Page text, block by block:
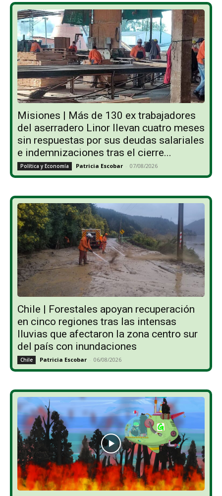
Misiones | Más de 130 ex trabajadores
del aserradero Linor llevan cuatro meses
sin respuestas por sus deudas salariales
e indemnizaciones tras el cierre...
Política y Economía Patricia Escobar - 07/08/2026
Chile | Forestales apoyan recuperación
en cinco regiones tras las intensas
lluvias que afectaron la zona centro sur
del país con inundaciones
Chile Patricia Escobar - 06/08/2026